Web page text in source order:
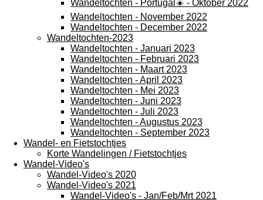
Wandeltochten - Portugal☀️ - Oktober 2022
Wandeltochten - November 2022
Wandeltochten - December 2022
Wandeltochten-2023
Wandeltochten - Januari 2023
Wandeltochten - Februari 2023
Wandeltochten - Maart 2023
Wandeltochten - April 2023
Wandeltochten - Mei 2023
Wandeltochten - Juni 2023
Wandeltochten - Juli 2023
Wandeltochten - Augustus 2023
Wandeltochten - September 2023
Wandel- en Fietstochtjes
Korte Wandelingen / Fietstochtjes
Wandel-Video's
Wandel-Video's 2020
Wandel-Video's 2021
Wandel-Video's - Jan/Feb/Mrt 2021